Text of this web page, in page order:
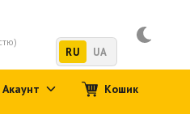
RU UA
Акаунт Кошик